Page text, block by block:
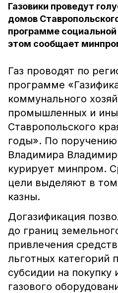
Газовики проведут
домов
программе
этом сообщает
Газ проводят по
программе
коммунального
промышленных и
Ставропольского
годы». По
Владимира
курирует минпром.
цели выделяют в
казны.
Догазификация
до границ
привлечения
льготных категорий
субсидии на
газового